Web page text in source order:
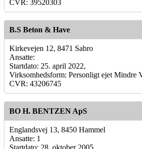
CVR: 39520303
B.S Beton & Have
Kirkevejen 12, 8471 Sabro
Ansatte:
Startdato: 25. april 2022,
Virksomhedsform: Personligt ejet Mindre
CVR: 43206745
BO H. BENTZEN ApS
Englandsvej 13, 8450 Hammel
Ansatte: 1
Startdato: 28. oktober 2005,